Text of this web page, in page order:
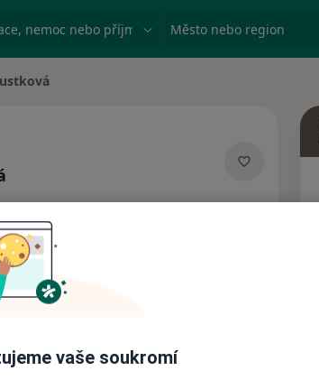
nemoc nebo příjmení Město nebo region
Rezervovat termín
Názory pacientů
vaše soukromí